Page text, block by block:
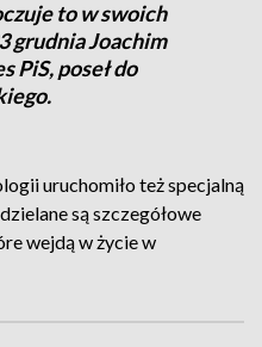
to w swoich
grudnia Joachim
PiS, poseł do
uruchomiło też specjalną
są szczegółowe
wejdą w życie w